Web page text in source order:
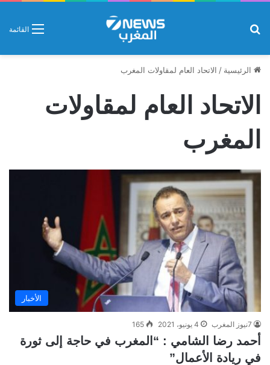
القائمة
الرئيسية / الاتحاد العام لمقاولات المغرب
الاتحاد العام لمقاولات
المغرب
الأخبار
7نيوز المغرب 4 يونيو، 2021 165
أحمد رضا الشامي : “المغرب في حاجة إلى ثورة
في ريادة الأعمال”